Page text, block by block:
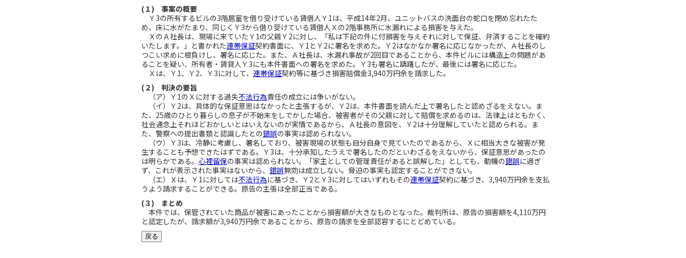
(１) 事案の概要
Ｙ3の所有するビルの3階居室を借り受けている賃借人Ｙ1は、平成14年2月、ユニットバスの洗面台の蛇口を閉め忘れたた
め、床に水がたまり、同じくＹ3から借り受けている賃借人Ｘの2階事務所に水漏れによる損害を与えた。
ＸのＡ社長は、現場に来ていたＹ1の父親Ｙ2に対し、「私は下記の件に付損害を与えそれに対して保証、弁済することを確約
いたします。」と書かれた連帯保証契約書面に、Ｙ1とＹ2に署名を求めた。Ｙ2はなかなか署名に応じなかったが、Ａ社長のし
つこい求めに根負けし、署名に応じた。また、Ａ社長は、水漏れ事故が2回目であることから、本件ビルには構造上の問題があ
ることを疑い、所有者・賃貸人Ｙ3にも本件書面への署名を求めた。Ｙ3も署名に躊躇したが、最後には署名に応じた。
Ｘは、Ｙ1、Ｙ2、Ｙ3に対して、 連帯保証契約等に基づき損害賠償金3,940万円余を請求した。
(２) 判決の要旨
（ア）Ｙ1のＸに対する過失不法行為責任の成立には争いがない。
（イ）Ｙ2は、具体的な保証意思はなかったと主張するが、Ｙ2は、本件書面を読んだ上で署名したと認めざるをえない。ま
た、25歳のひとり暮らしの息子が不始末をしでかした場合、被害者がその父親に対して賠償を求めるのは、法律上はともかく、
社会通念上それほどおかしいとはいえないのが実情であるから、Ａ社長の意図を、Ｙ2は十分理解していたと認められる。ま
た、警察への提出書類と認識したとの錯誤の事実は認められない。
（ウ）Ｙ3は、冷静に考慮し、署名しており、被害現場の状態も自分自身で見ていたのであるから、Ｘに相当大きな被害が発
生することも予想できたはずである。Ｙ3は、十分承知したうえで署名したのだといわざるをえないから、保証意思があったの
は明らかである。 心裡留保の事実は認められない。「家主としての管理責任があると誤解した」としても、動機の錯誤に過ぎ
ず、これが表示された事実はないから、 錯誤無効は成立しない。脅迫の事実も認定することができない。
（エ）Ｘは、Ｙ1に対しては不法行為に基づき、Ｙ2とＹ3に対してはいずれもその連帯保証契約に基づき、3,940万円余を支払
うよう請求することができる。原告の主張は全部正当である。
(３) まとめ
本件では、保管されていた商品が被害にあったことから損害額が大きなものとなった。裁判所は、原告の損害額を4,110万円
と認定したが、請求額が3,940万円余であることから、原告の請求を全部認容するにとどめている。